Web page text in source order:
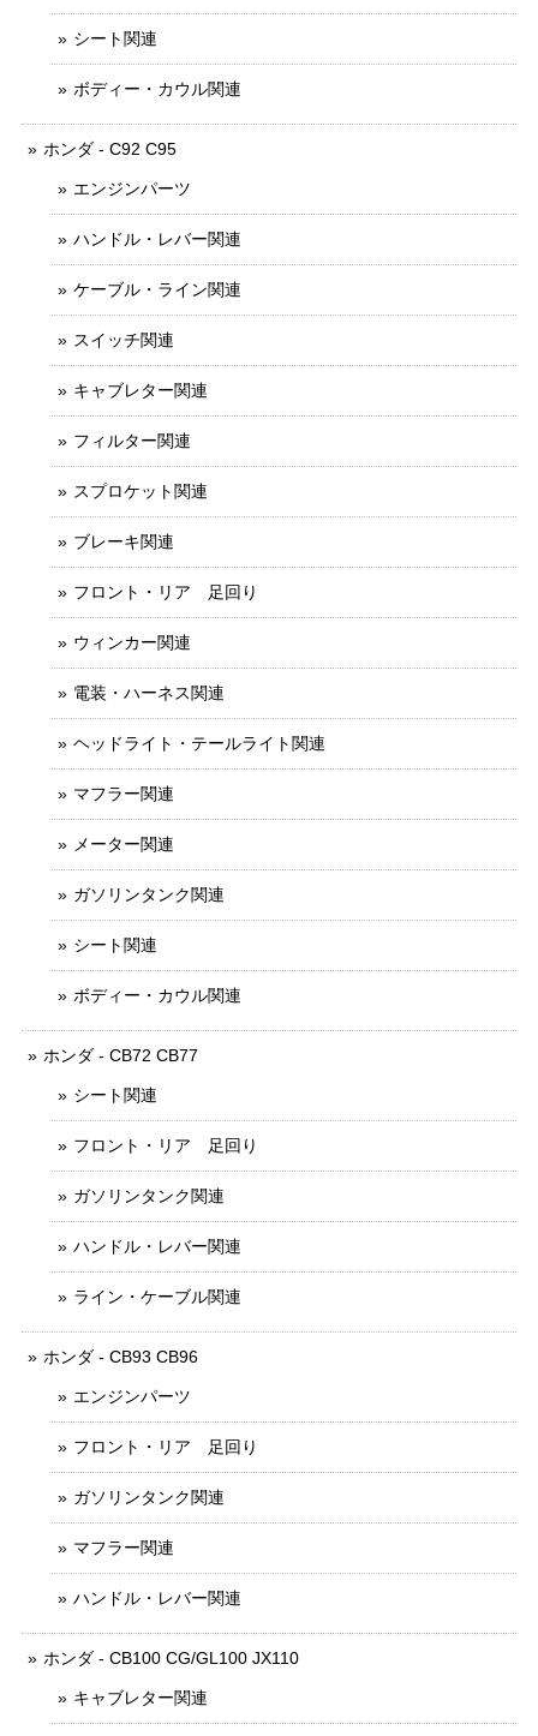
シート関連
ボディー・カウル関連
ホンダ - C92 C95
エンジンパーツ
ハンドル・レバー関連
ケーブル・ライン関連
スイッチ関連
キャブレター関連
フィルター関連
スプロケット関連
ブレーキ関連
フロント・リア 足回り
ウィンカー関連
電装・ハーネス関連
ヘッドライト・テールライト関連
マフラー関連
メーター関連
ガソリンタンク関連
シート関連
ボディー・カウル関連
ホンダ - CB72 CB77
シート関連
フロント・リア 足回り
ガソリンタンク関連
ハンドル・レバー関連
ライン・ケーブル関連
ホンダ - CB93 CB96
エンジンパーツ
フロント・リア 足回り
ガソリンタンク関連
マフラー関連
ハンドル・レバー関連
ホンダ - CB100 CG/GL100 JX110
キャブレター関連